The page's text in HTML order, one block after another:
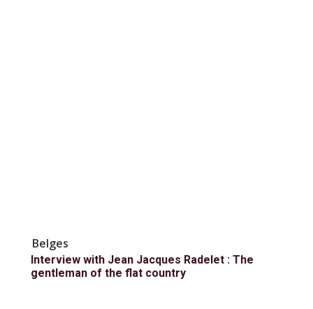
Belges
Interview with Jean Jacques Radelet : The
gentleman of the flat country